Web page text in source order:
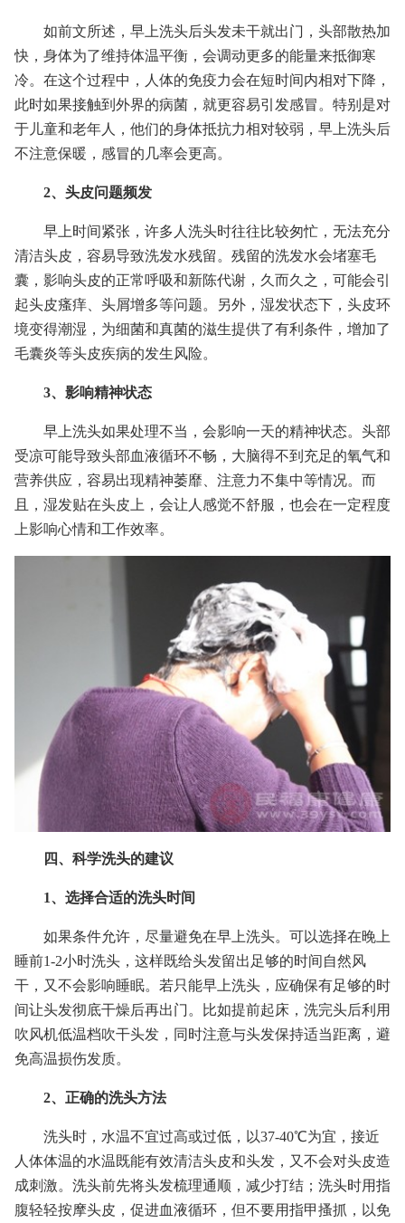
如前文所述，早上洗头后头发未干就出门，头部散热加
快，身体为了维持体温平衡，会调动更多的能量来抵御寒
冷。在这个过程中，人体的免疫力会在短时间内相对下降，
此时如果接触到外界的病菌，就更容易引发感冒。特别是对
于儿童和老年人，他们的身体抵抗力相对较弱，早上洗头后
不注意保暖，感冒的几率会更高。
2、头皮问题频发
早上时间紧张，许多人洗头时往往比较匆忙，无法充分
清洁头皮，容易导致洗发水残留。残留的洗发水会堵塞毛
囊，影响头皮的正常呼吸和新陈代谢，久而久之，可能会引
起头皮瘙痒、头屑增多等问题。另外，湿发状态下，头皮环
境变得潮湿，为细菌和真菌的滋生提供了有利条件，增加了
毛囊炎等头皮疾病的发生风险。
3、影响精神状态
早上洗头如果处理不当，会影响一天的精神状态。头部
受凉可能导致头部血液循环不畅，大脑得不到充足的氧气和
营养供应，容易出现精神萎靡、注意力不集中等情况。而
且，湿发贴在头皮上，会让人感觉不舒服，也会在一定程度
上影响心情和工作效率。
四、科学洗头的建议
1、选择合适的洗头时间
如果条件允许，尽量避免在早上洗头。可以选择在晚上
睡前1-2小时洗头，这样既给头发留出足够的时间自然风
干，又不会影响睡眠。若只能早上洗头，应确保有足够的时
间让头发彻底干燥后再出门。比如提前起床，洗完头后利用
吹风机低温档吹干头发，同时注意与头发保持适当距离，避
免高温损伤发质。
2、正确的洗头方法
洗头时，水温不宜过高或过低，以37-40℃为宜，接近
人体体温的水温既能有效清洁头皮和头发，又不会对头皮造
成刺激。洗头前先将头发梳理通顺，减少打结；洗头时用指
腹轻轻按摩头皮，促进血液循环，但不要用指甲搔抓，以免